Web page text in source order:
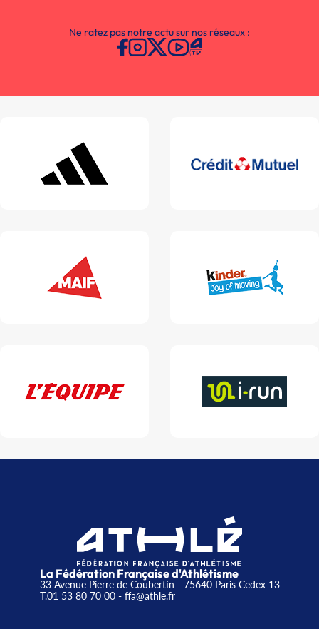
Ne ratez pas notre actu sur nos réseaux :
La Fédération Française d'Athlétisme
33 Avenue Pierre de Coubertin - 75640 Paris Cedex 13
T.01 53 80 70 00- ffa@athle.fr